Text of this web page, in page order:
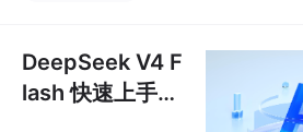
DeepSeek V4 F
lash 快速上手与